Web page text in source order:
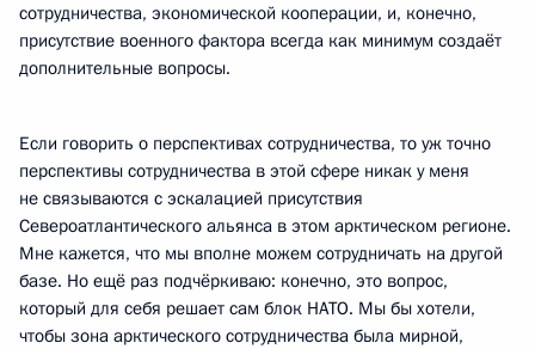
сотрудничества, экономической кооперации, и, конечно,
присутствие военного фактора всегда как минимум создаёт
дополнительные вопросы.
Если говорить о перспективах сотрудничества, то уж точно
перспективы сотрудничества в этой сфере никак у меня
не связываются с эскалацией присутствия
Североатлантического альянса в этом арктическом регионе.
Мне кажется, что мы вполне можем сотрудничать на другой
базе. Но ещё раз подчёркиваю: конечно, это вопрос,
который для себя решает сам блок НАТО. Мы бы хотели,
чтобы зона арктического сотрудничества была мирной,